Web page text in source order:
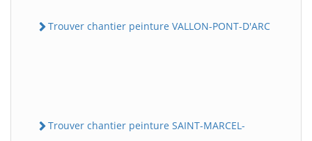
Trouver chantier peinture VALLON-PONT-D'ARC
Trouver chantier peinture SAINT-MARCEL-